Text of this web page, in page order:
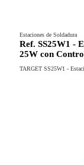
Estaciones de Soldadura
Ref. SS25W1 -
25W con
TARGET SS25W1 -